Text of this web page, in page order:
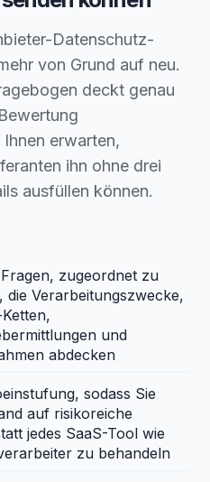
Datenschutz-
von Grund auf neu.
deckt genau
erwarten,
ihn ohne drei
ausfüllen können.
zugeordnet zu
die Verarbeitungszwecke,
und
abdecken
sodass Sie
auf risikoreiche
jedes SaaS-Tool wie
zu behandeln